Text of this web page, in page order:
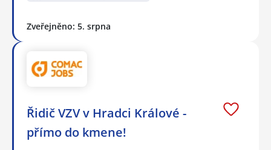
Zveřejněno: 5. srpna
Řidič VZV v Hradci Králové -
přímo do kmene!